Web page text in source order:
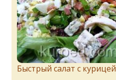
Быстрый салат с курицей